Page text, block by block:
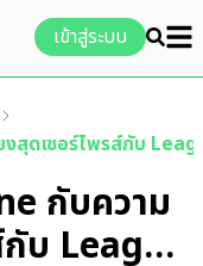
เข้าสู่ระบบ
สุดเซอร์ไพรส์กับ
กับความ
บ League